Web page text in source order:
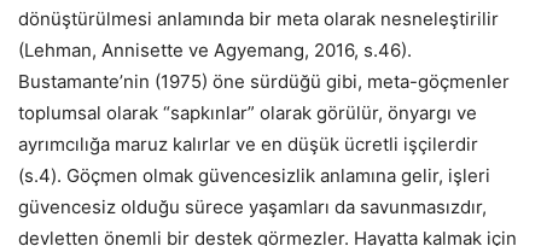
dönüştürülmesi anlamında bir meta olarak nesneleştirilir
(Lehman, Annisette ve Agyemang, 2016, s.46).
Bustamante’nin (1975) öne sürdüğü gibi, meta-göçmenler
toplumsal olarak “sapkınlar” olarak görülür, önyargı ve
ayrımcılığa maruz kalırlar ve en düşük ücretli işçilerdir
(s.4). Göçmen olmak güvencesizlik anlamına gelir, işleri
güvencesiz olduğu sürece yaşamları da savunmasızdır,
devletten önemli bir destek görmezler. Hayatta kalmak için